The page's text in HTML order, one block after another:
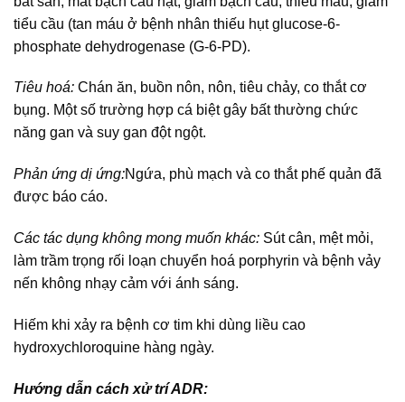
tiểu cầu (tan máu ở bệnh nhân thiếu hụt glucose-6-
phosphate dehydrogenase (G-6-PD).
Tiêu hoá: Chán ăn, buồn nôn, nôn, tiêu chảy, co thắt cơ
bụng. Một số trường hợp cá biệt gây bất thường chức
năng gan và suy gan đột ngột.
Phản ứng dị ứng:Ngứa, phù mạch và co thắt phế quản đã
được báo cáo.
Các tác dụng không mong muốn khác: Sút cân, mệt mỏi,
làm trầm trọng rối loạn chuyển hoá porphyrin và bệnh vảy
nến không nhạy cảm với ánh sáng.
Hiếm khi xảy ra bệnh cơ tim khi dùng liều cao
hydroxychloroquine hàng ngày.
Hướng dẫn cách xử trí ADR: